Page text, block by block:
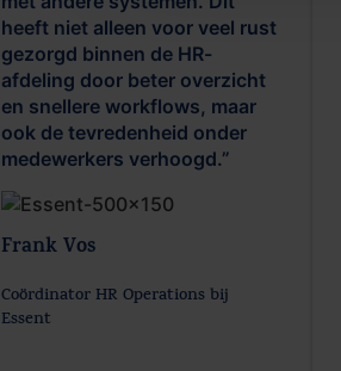
heeft niet alleen voor veel rust
gezorgd binnen de HR-
afdeling door beter overzicht
en snellere workflows, maar
ook de tevredenheid onder
medewerkers verhoogd.”
Frank Vos
Coördinator HR Operations bij
Essent